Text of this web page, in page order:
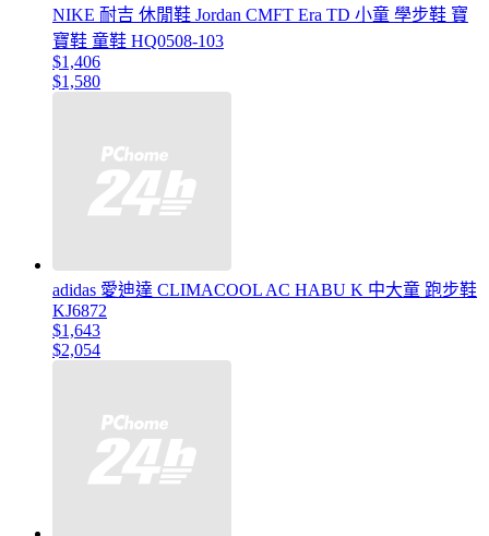
NIKE 耐吉 休閒鞋 Jordan CMFT Era TD 小童 學步鞋 寶
寶鞋 童鞋 HQ0508-103
$1,406
$1,580
adidas 愛迪達 CLIMACOOL AC HABU K 中大童 跑步鞋
KJ6872
$1,643
$2,054